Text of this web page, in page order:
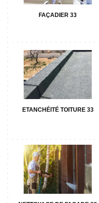
FAÇADIER 33
ETANCHÉITÉ TOITURE 33